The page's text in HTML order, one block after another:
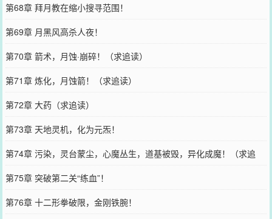
第68章 拜月教在缩小搜寻范围！
第69章 月黑风高杀人夜！
第70章 箭术，月蚀·崩碎！（求追读）
第71章 炼化，月蚀箭！（求追读）
第72章 大药（求追读）
第73章 天地灵机，化为元炁！
第74章 污染，灵台蒙尘，心魔丛生，道基被毁，异化成魔！（求追
读））
第75章 突破第二关“练血”！
第76章 十二形拳破限，金刚铁腕！